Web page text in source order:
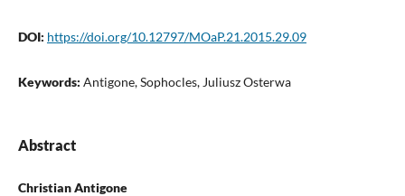
DOI: https://doi.org/10.12797/MOaP.21.2015.29.09
Keywords: Antigone, Sophocles, Juliusz Osterwa
Abstract
Christian Antigone